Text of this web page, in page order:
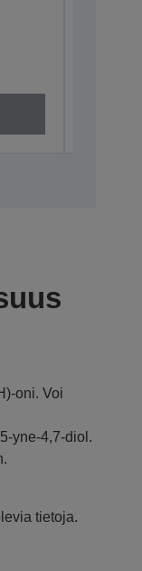
oni. Voi
yne-4,7-diol.
tietoja.